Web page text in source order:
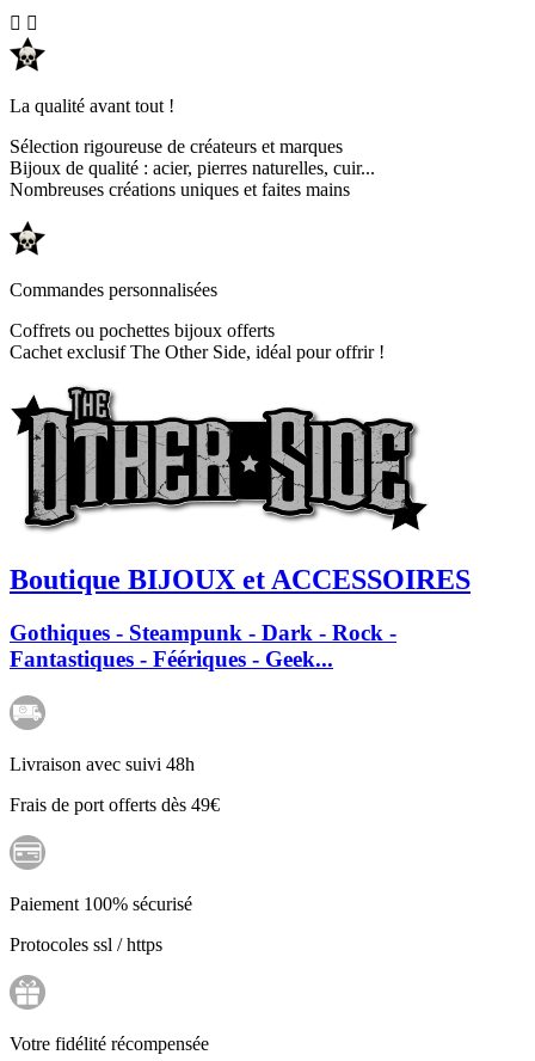
 
La qualité avant tout !
Sélection rigoureuse de créateurs et marques
Bijoux de qualité : acier, pierres naturelles, cuir...
Nombreuses créations uniques et faites mains
Commandes personnalisées
Coffrets ou pochettes bijoux offerts
Cachet exclusif The Other Side, idéal pour offrir !
Boutique BIJOUX et ACCESSOIRES
Gothiques - Steampunk - Dark - Rock -
Fantastiques - Féériques - Geek...
Livraison avec suivi 48h
Frais de port offerts dès 49€
Paiement 100% sécurisé
Protocoles ssl / https
Votre fidélité récompensée